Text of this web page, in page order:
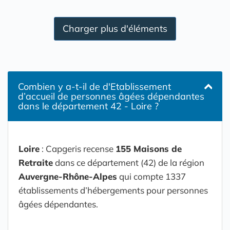
Charger plus d'éléments
Combien y a-t-il de d'Etablissement
d’accueil de personnes âgées dépendantes
dans le département 42 - Loire ?
Loire : Capgeris recense 155 Maisons de
Retraitedans ce département (42) de la région
Auvergne-Rhône-Alpes qui compte 1337
établissements d’hébergements pour personnes
âgées dépendantes.